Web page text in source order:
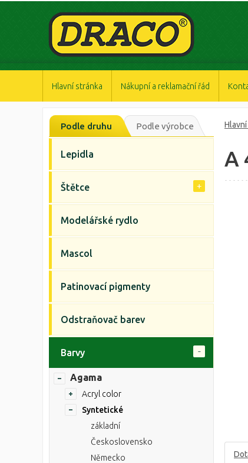
Hlavní stránka Nákupní a reklamační řád
A
Podle druhu Podle výrobce
Lepidla
Štětce
Modelářské rydlo
Mascol
Patinovací pigmenty
Odstraňovač barev
Barvy
Agama
Acryl color
Syntetické
základní
Československo
Německo